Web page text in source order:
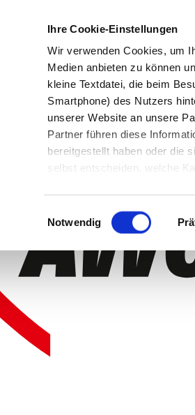
Ihre Cookie-Einstellungen
Wir verwenden Cookies, um
Medien anbieten zu können
kleine Textdatei, die beim
Smartphone) des Nutzers
unserer Website an unsere
Partner führen diese
bereitgestellt haben oder die
selbst entscheiden, welche
Einwilligungsauswahl
Notwendig